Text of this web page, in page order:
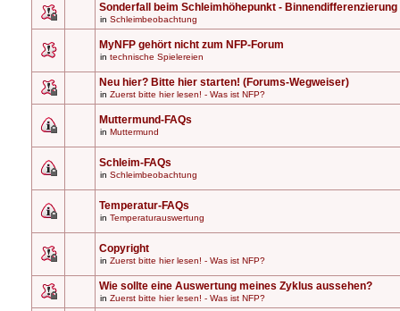
Sonderfall beim Schleimhöhepunkt - Binnendifferenzierung
in Schleimbeobachtung
MyNFP gehört nicht zum NFP-Forum
in technische Spielereien
Neu hier? Bitte hier starten! (Forums-Wegweiser)
in Zuerst bitte hier lesen! - Was ist NFP?
Muttermund-FAQs
in Muttermund
Schleim-FAQs
in Schleimbeobachtung
Temperatur-FAQs
in Temperaturauswertung
Copyright
in Zuerst bitte hier lesen! - Was ist NFP?
Wie sollte eine Auswertung meines Zyklus aussehen?
in Zuerst bitte hier lesen! - Was ist NFP?